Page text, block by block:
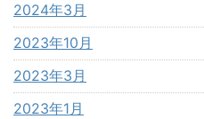
2024年3月
2023年10月
2023年3月
2023年1月